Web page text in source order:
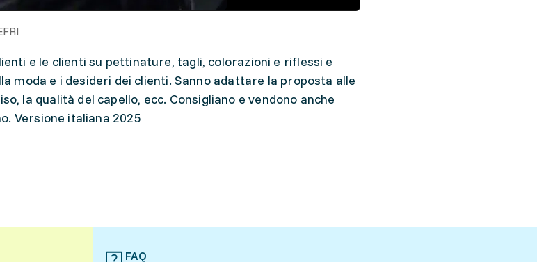
e le clienti su pettinature, tagli, colorazioni e riflessi e
moda e i desideri dei clienti. Sanno adattare la proposta alle
la qualità del capello, ecc. Consigliano e vendono anche
Versione italiana 2025
FAQ